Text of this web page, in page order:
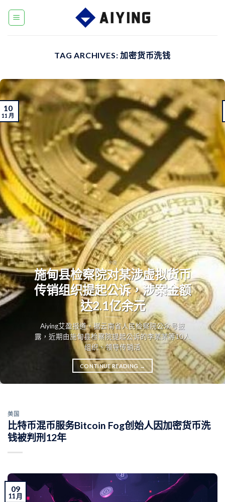
TAG ARCHIVES:加密货币洗钱
中国
施甸县检察院对某涉虚拟货币
传销组织提起公诉，涉案金额
达2.1亿余元
Aiying艾盈报道，据云南省人民检察院公众号披
露，近期由施甸县检察院提起公诉的李某某等10人
组织、领导传销活
CONTINUE READING→
10
11 月
美国
比特币混币服务Bitcoin Fog创始人因加密货币洗
钱被判刑12年
09
11 月